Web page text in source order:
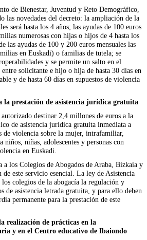
de Bienestar, Juventud y Reto Demográfico,
las novedades del decreto: la ampliación de la
será hasta los 4 años; las ayudas de 100 euros
numerosas con hijas o hijos de 4 hasta los
las ayudas de 100 y 200 euros mensuales las
en Euskadi) o familias de tutela; se
y se permite un salto en el
solicitante e hijo o hija de hasta 30 días en
y de hasta 60 días en supuestos de violencia
la prestación de asistencia jurídica gratuita
destinar 2,4 millones de euros a la
de asistencia jurídica gratuita inmediata a
de violencia sobre la mujer, intrafamiliar,
niñas, adolescentes y personas con
en Euskadi.
los Colegios de Abogados de Araba, Bizkaia y
este servicio esencial. La ley de Asistencia
colegios de la abogacía la regulación y
de asistencia letrada gratuita, y para ello deben
permanente para la prestación de este
realización de prácticas en la
y en el Centro educativo de Ibaiondo